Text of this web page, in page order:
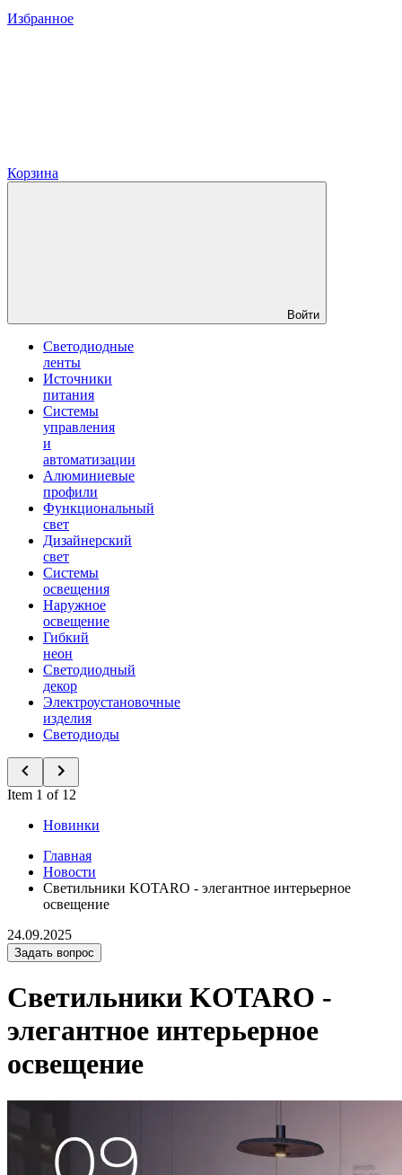
Избранное
Корзина
Войти
Светодиодные
ленты
Источники
питания
Системы
управления
и
автоматизации
Алюминиевые
профили
Функциональный
свет
Дизайнерский
свет
Системы
освещения
Наружное
освещение
Гибкий
неон
Светодиодный
декор
Электроустановочные
изделия
Светодиоды
Item 1 of 12
Новинки
Главная
Новости
Светильники KOTARO - элегантное интерьерное
освещение
24.09.2025
Задать вопрос
Светильники KOTARO -
элегантное интерьерное
освещение